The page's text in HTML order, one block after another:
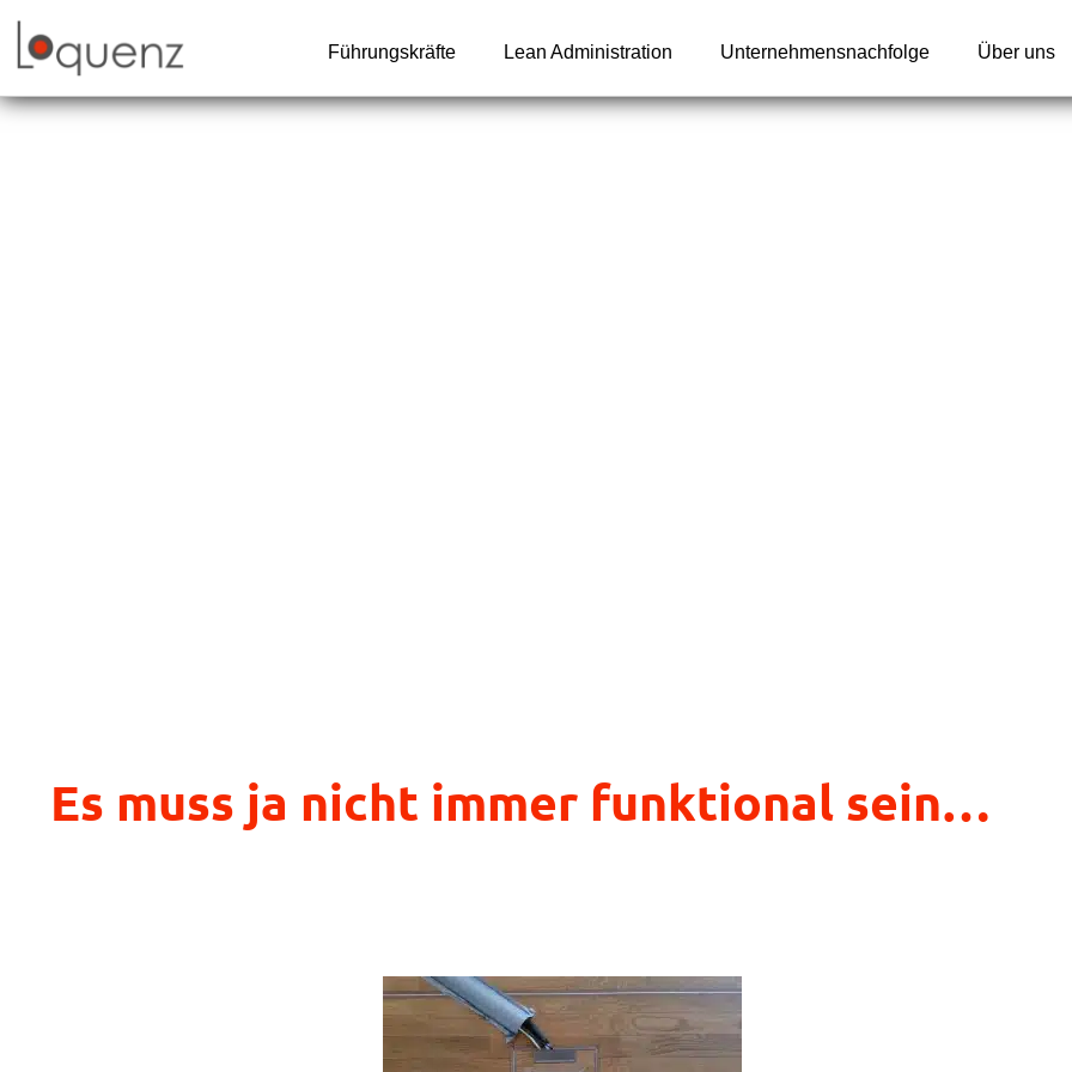
Inhalt
Führungskräfte Lean Administration Unternehmensnachfolge Über uns
Es muss ja nicht immer funktional sein…